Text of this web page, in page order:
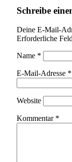
Schreibe
Deine E-Mail-
Erforderliche
Name *
E-Mail-Adresse *
Website
Kommentar *